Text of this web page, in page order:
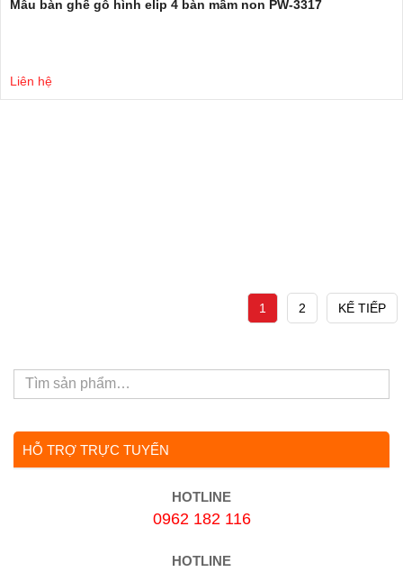
Mẫu bàn ghế gỗ hình elip 4 bàn mầm non PW-3317
Liên hệ
1 2 KẾ TIẾP
HỖ TRỢ TRỰC TUYẾN
HOTLINE
0962 182 116
HOTLINE